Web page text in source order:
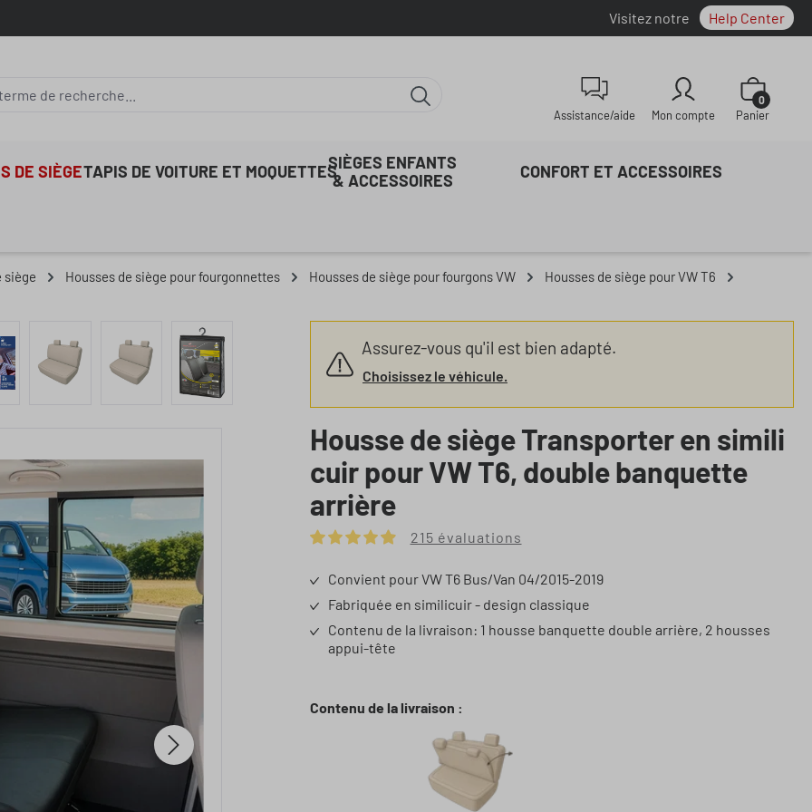
Visitez notre Help Center
Assistance/aide Mon compte
Le panier
0
Panier
DE SIÈGETAPIS DE VOITURE ET MOQUETTESSIÈGES ENFANTS
& ACCESSOIRES
CONFORT ET ACCESSOIRES
siège Housses de siège pour fourgonnettes Housses de siège pour fourgons VW Housses de siège pour VW T6
Assurez-vous qu'il est bien adapté.
Choisissez le véhicule.
Housse de siège Transporter en simili
cuir pour VW T6, double banquette
arrière
Convient pour VW T6 Bus/Van 04/2015-2019
Fabriquée en similicuir - design classique
Contenu de la livraison: 1 housse banquette double arrière, 2 housses
appui-tête
Sélectionnez
Contenu de la livraison :
1 Housse banqu. double avant dossier rabattable
215 évaluations